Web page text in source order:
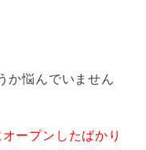
か悩んでいません
ープンしたばかり